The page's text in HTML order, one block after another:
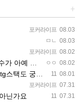
+
포커라이프 08.03
ㅁㄴ 08.03
포커라이프 08.02
ㅇㅇ 08.02
라오나봐요
11 08.01
궁금하네요
포커라이프 07.31
11 07.31
닌가요